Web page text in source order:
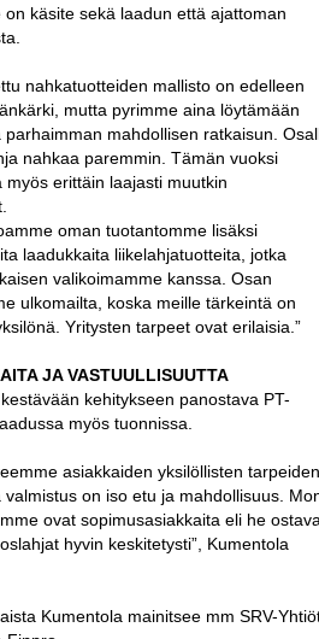
on käsite sekä laadun että ajattoman
nahkatuotteiden mallisto on edelleen
mutta pyrimme aina löytämään
mahdollisen ratkaisun.
nahkaa paremmin. Tämän vuoksi
myös erittäin laajasti muutkin
oman tuotantomme lisäksi
laadukkaita liikelahjatuotteita, jotka
valikoimamme kanssa. Osan
ulkomailta, koska meille tärkeintä on
Yritysten tarpeet ovat erilaisia.”
JA VASTUULLISUUTTA
kehitykseen panostava PT-
myös tuonnissa.
asiakkaiden yksilöllisten tarpeiden
valmistus on iso etu ja mahdollisuus.
ovat sopimusasiakkaita eli he
hyvin keskitetysti”, Kumentola
Kumentola mainitsee mm SRV-